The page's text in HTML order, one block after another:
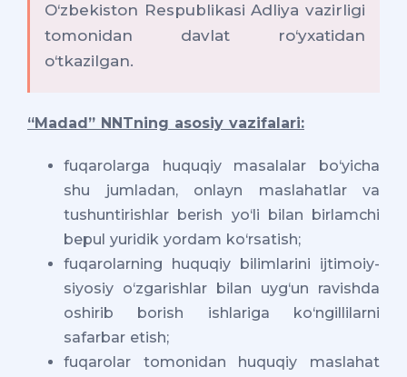
O‘zbekiston Respublikasi Adliya vazirligi
tomonidan davlat ro‘yxatidan
o‘tkazilgan.
“Madad” NNTning asosiy vazifalari:
fuqarolarga huquqiy masalalar bo‘yicha
shu jumladan, onlayn maslahatlar va
tushuntirishlar berish yo‘li bilan birlamchi
bepul yuridik yordam ko‘rsatish;
fuqarolarning huquqiy bilimlarini ijtimoiy-
siyosiy o‘zgarishlar bilan uyg‘un ravishda
oshirib borish ishlariga ko‘ngillilarni
safarbar etish;
fuqarolar tomonidan huquqiy maslahat